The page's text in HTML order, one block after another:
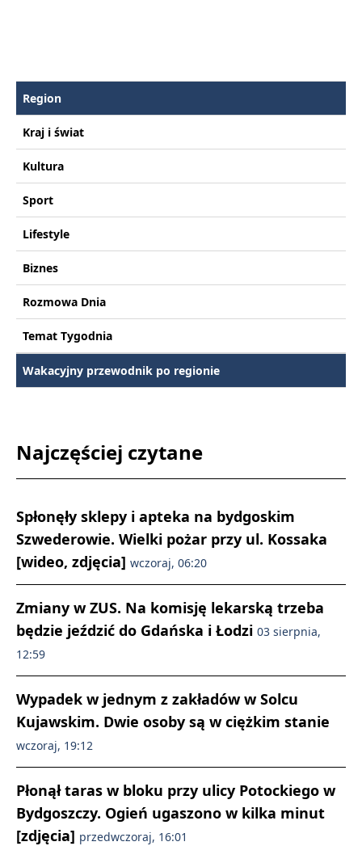
Region
Kraj i świat
Kultura
Sport
Lifestyle
Biznes
Rozmowa Dnia
Temat Tygodnia
Wakacyjny przewodnik po regionie
Najczęściej czytane
Spłonęły sklepy i apteka na bydgoskim
Szwederowie. Wielki pożar przy ul. Kossaka
[wideo, zdjęcia] wczoraj, 06:20
Zmiany w ZUS. Na komisję lekarską trzeba
będzie jeździć do Gdańska i Łodzi 03 sierpnia,
12:59
Wypadek w jednym z zakładów w Solcu
Kujawskim. Dwie osoby są w ciężkim stanie
wczoraj, 19:12
Płonął taras w bloku przy ulicy Potockiego w
Bydgoszczy. Ogień ugaszono w kilka minut
[zdjęcia] przedwczoraj, 16:01